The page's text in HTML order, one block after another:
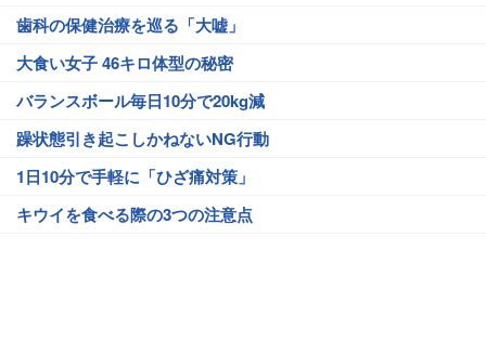
歯科の保健治療を巡る「大嘘」
大食い女子 46キロ体型の秘密
バランスボール毎日10分で20kg減
躁状態引き起こしかねないNG行動
1日10分で手軽に「ひざ痛対策」
キウイを食べる際の3つの注意点